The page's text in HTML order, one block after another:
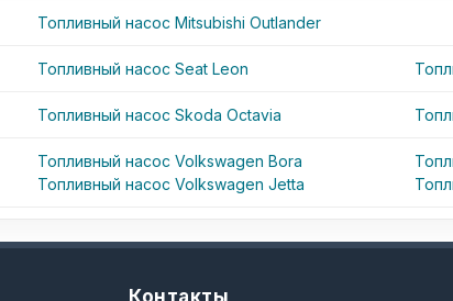
Топливный насос Mitsubishi Outlander
Топливный насос Seat Leon
Топливный насос Skoda Octavia
Топливный насос Volkswagen Bora
Топливный насос Volkswagen Jetta
Контакты